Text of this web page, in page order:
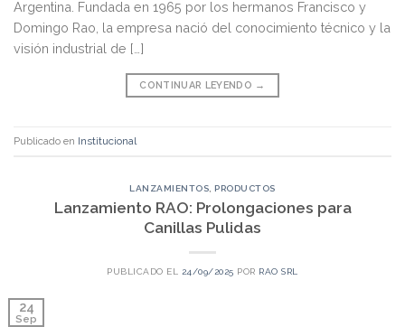
Argentina. Fundada en 1965 por los hermanos Francisco y
Domingo Rao, la empresa nació del conocimiento técnico y la
visión industrial de […]
CONTINUAR LEYENDO →
Publicado en Institucional
LANZAMIENTOS ,PRODUCTOS
Lanzamiento RAO: Prolongaciones para
Canillas Pulidas
PUBLICADO EL 24/09/2025 POR RAO SRL
24
Sep